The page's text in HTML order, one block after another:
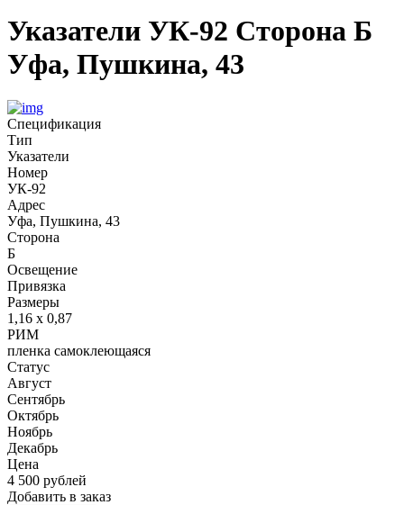
Указатели УК-92 Сторона Б
Уфа, Пушкина, 43
Спецификация
Тип
Указатели
Номер
УК-92
Адрес
Уфа, Пушкина, 43
Сторона
Б
Освещение
Привязка
Размеры
1,16 х 0,87
РИМ
пленка самоклеющаяся
Статус
Август
Сентябрь
Октябрь
Ноябрь
Декабрь
Цена
4 500 рублей
Добавить в заказ